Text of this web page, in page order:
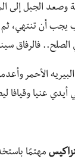
وصعد الجبل إلى
يجب أن تنتهي، ثم
فالرفاق
الأحمر
أيدي عنيا
مهتمًا